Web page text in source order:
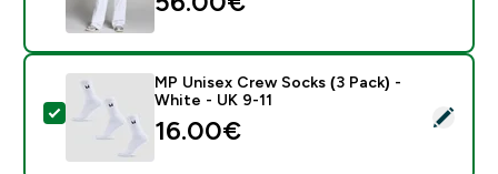
Pasirinkti šį produktą - MP Unisex Crew Socks (3
MP Unisex Crew Socks (3 Pack) -
White - UK 9-11
16.00€‎